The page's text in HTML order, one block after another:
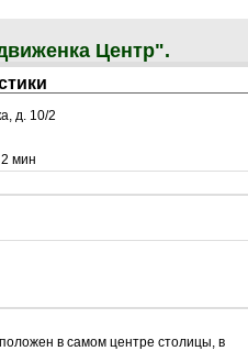
Центр".
д. 10/2
2 мин
в самом центре столицы, в